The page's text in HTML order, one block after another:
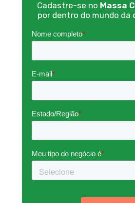
Cadastre-se no Massa
por dentro do mundo da